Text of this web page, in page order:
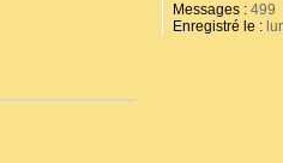
Messages :499
Enregistré le :